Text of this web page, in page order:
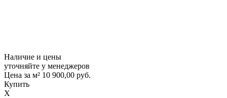
Наличие и цены
уточняйте у менеджеров
Цена за м² 10 900,00 руб.
Купить
X